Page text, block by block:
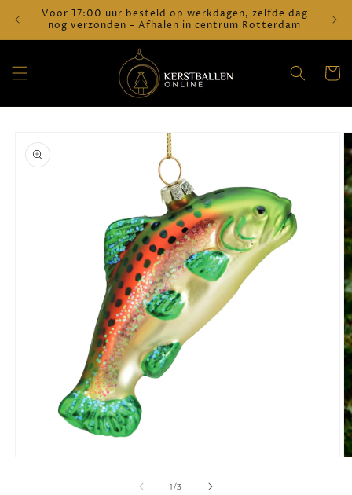
naar de
content
Voor 17:00 uur besteld op werkdagen, zelfde dag
nog verzonden - Afhalen in centrum Rotterdam
1/van
3